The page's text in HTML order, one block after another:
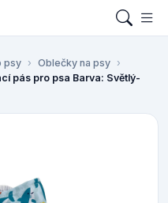
psy
Oblečky na psy
pás pro psa Barva: Světlý-